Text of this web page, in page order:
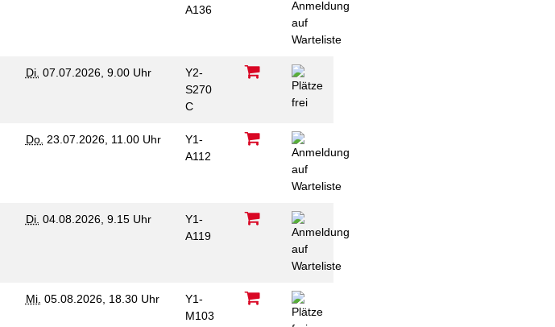
A136
Di. 07.07.2026, 9.00 Uhr
Y2-
S270
C
Do. 23.07.2026, 11.00 Uhr
Y1-
A112
Di. 04.08.2026, 9.15 Uhr
Y1-
A119
Mi. 05.08.2026, 18.30 Uhr
Y1-
M103